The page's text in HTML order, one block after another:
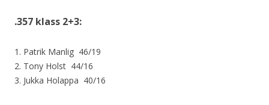
.357 klass 2+3:
1. Patrik Manlig 46/19
2. Tony Holst 44/16
3. Jukka Holappa 40/16